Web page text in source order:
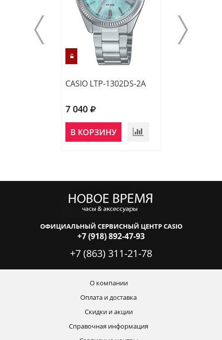
CASIO LTP-1302DS-2A
7 040
В КОРЗИНУ
ОФИЦИАЛЬНЫЙ СЕРВИСНЫЙ ЦЕНТР CASIO
+7 (918) 892-47-93
+7 (863) 311-21-78
О компании
Оплата и доставка
Скидки и акции
Справочная информация